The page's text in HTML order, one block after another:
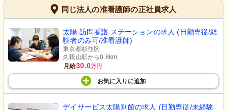
同じ法人の准看護師の正社員求人
太陽 訪問看護 ステーションの求人 (日勤専従/経
験者のみ可/准看護師)
東京都杉並区
久我山駅から0.8km
月給30.0万円
お気に入り に追加
デイサービス太陽別館の求人 (日勤専従/未経験